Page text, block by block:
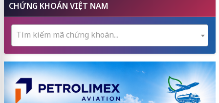
CHỨNG KHOÁN VIỆT NAM
Tìm kiếm mã chứng khoán...